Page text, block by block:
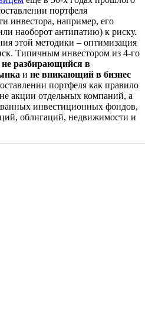
портфеля
инвестора, например, его
наоборот антипатию) к риску.
этой методики – оптимизация
Типичным инвестором из 4-го
не разбирающийся в
и не вникающий в бизнес
портфеля как правило
акции отдельных компаний, а
инвестиционных фондов,
облигаций, недвижимости и